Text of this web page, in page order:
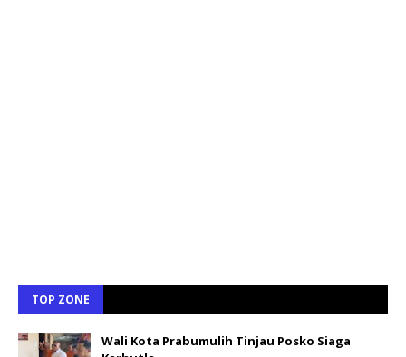
TOP ZONE
Wali Kota Prabumulih Tinjau Posko Siaga